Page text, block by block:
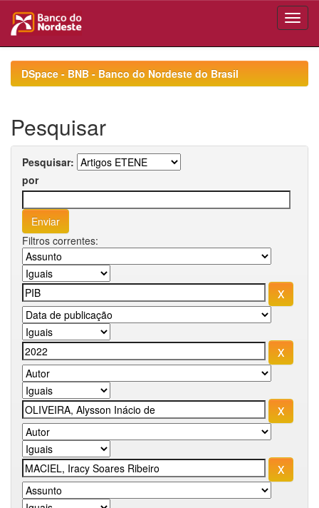
navigationDSpace - BNB - Banco do Nordeste do Brasil
Pesquisar
Pesquisar:
por
Filtros correntes: